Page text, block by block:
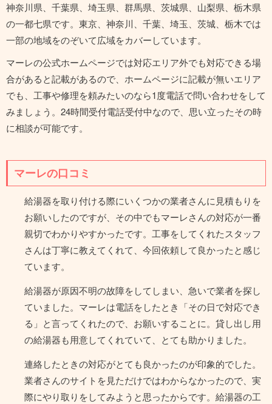
神奈川県、千葉県、埼玉県、群馬県、茨城県、山梨県、栃木県
の一都七県です。東京、神奈川、千葉、埼玉、茨城、栃木では
一部の地域をのぞいて広域をカバーしています。
マーレの公式ホームページでは対応エリア外でも対応できる場
合があると記載があるので、ホームページに記載が無いエリア
でも、工事や修理を頼みたいのなら1度電話で問い合わせをして
みましょう。24時間受付電話受付中なので、思い立ったその時
に相談が可能です。
マーレの口コミ
給湯器を取り付ける際にいくつかの業者さんに見積もりを
お願いしたのですが、その中でもマーレさんの対応が一番
親切でわかりやすかったです。工事をしてくれたスタッフ
さんは丁寧に教えてくれて、今回依頼して良かったと感じ
ています。
給湯器が原因不明の故障をしてしまい、急いで業者を探し
ていました。マーレは電話をしたとき「その日で対応でき
る」と言ってくれたので、お願いすることに。貸し出し用
の給湯器も用意してくれていて、とても助かりました。
連絡したときの対応がとても良かったのが印象的でした。
業者さんのサイトを見ただけではわからなかったので、実
際にやり取りをしてみようと思ったからです。給湯器の工